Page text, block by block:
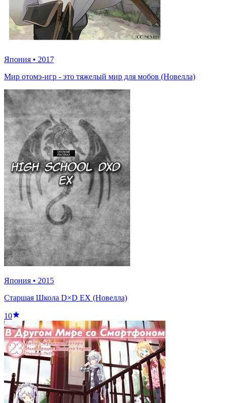
Япония • 2017
Мир отомэ-игр - это тяжелый мир для мобов (Новелла)
Япония • 2015
Старшая Школа D×D EX (Новелла)
10